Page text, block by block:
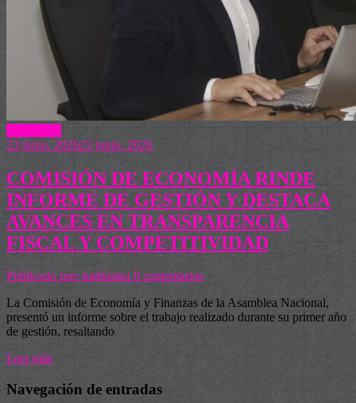
23 junio, 202623 junio, 2026
COMISIÓN DE ECONOMÍA RINDE
INFORME DE GESTIÓN Y DESTACA
AVANCES EN TRANSPARENCIA
FISCAL Y COMPETITIVIDAD
Publicado por: kathiuska 0 comentarios
La Comisión de Economía y Finanzas de la Asamblea Nacional,
presentó un informe sobre el trabajo realizado durante su primer año
de gestión, resaltando
Leer más
Navegación de entradas